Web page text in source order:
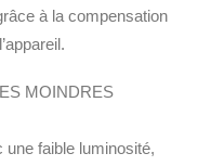
à la compensation
MOINDRES
une faible luminosité,